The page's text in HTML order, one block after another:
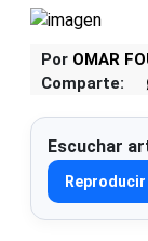
Por OMAR
Comparte:
Escuchar
Reproducir